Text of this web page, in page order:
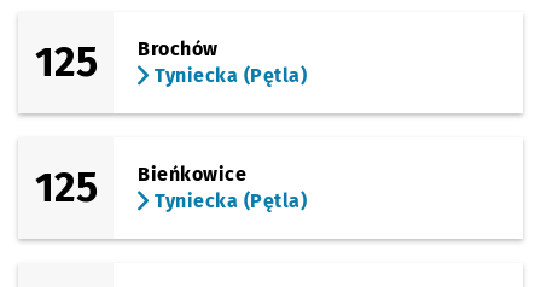
125
Brochów
Tyniecka (Pętla)
125
Bieńkowice
Tyniecka (Pętla)